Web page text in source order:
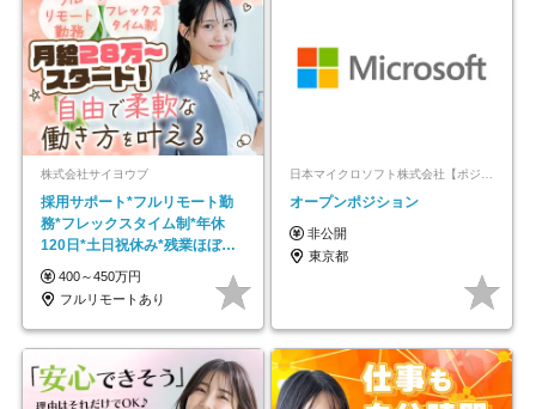
株式会社サイヨウブ
採用サポート*フルリモート勤
務*フレックスタイム制*年休
120日*土日祝休み*残業ほぼな
し*育児中社員8割以上
400～450万円
フルリモートあり
日本マイクロソフト株式会社【ポジションマッチ登録】
オープンポジション
非公開
東京都